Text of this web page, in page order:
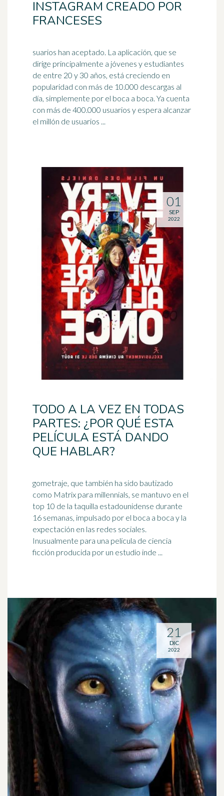
INSTAGRAM CREADO POR
FRANCESES
suarios han aceptado. La aplicación, que se
dirige principalmente a jóvenes y estudiantes
de entre 20 y 30 años, está creciendo en
popularidad con más de 10.000 descargas al
día, simplemente por el boca a boca. Ya cuenta
con más de 400.000 usuarios y espera alcanzar
el millón de usuarios ...
TODO A LA VEZ EN TODAS
PARTES: ¿POR QUÉ ESTA
PELÍCULA ESTÁ DANDO
QUE HABLAR?
gometraje, que también ha sido bautizado
como Matrix para millennials, se mantuvo en el
top 10 de la taquilla estadounidense durante
16 semanas, impulsado por el boca a boca y la
expectación en las redes sociales.
Inusualmente para una película de ciencia
ficción producida por un estudio inde ...
01
SEP
2022
21
DIC
2022